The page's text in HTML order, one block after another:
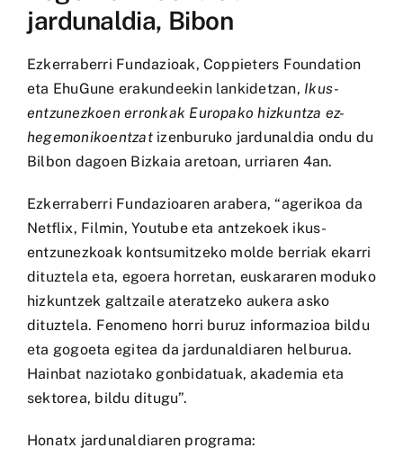
jardunaldia, Bibon
Ezkerraberri Fundazioak, Coppieters Foundation
eta EhuGune erakundeekin lankidetzan, Ikus-
entzunezkoen erronkak Europako hizkuntza ez-
hegemonikoentzatizenburuko jardunaldia ondu du
Bilbon dagoen Bizkaia aretoan, urriaren 4an.
Ezkerraberri Fundazioaren arabera, “agerikoa da
Netflix, Filmin, Youtube eta antzekoek ikus-
entzunezkoak kontsumitzeko molde berriak ekarri
dituztela eta, egoera horretan, euskararen moduko
hizkuntzek galtzaile ateratzeko aukera asko
dituztela. Fenomeno horri buruz informazioa bildu
eta gogoeta egitea da jardunaldiaren helburua.
Hainbat naziotako gonbidatuak, akademia eta
sektorea, bildu ditugu”.
Honatx jardunaldiaren programa: